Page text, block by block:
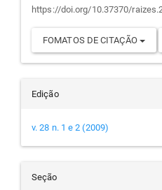
https://doi.org/10.37370/
FOMATOS DE CITAÇÃO
Edição
v. 28 n. 1 e 2 (2009)
Seção